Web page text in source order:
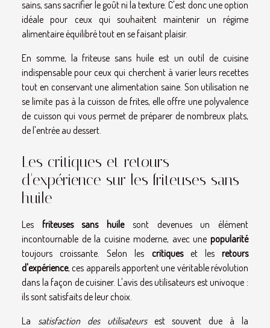
sains, sans sacrifier le goût ni la texture. C'est donc une option
idéale pour ceux qui souhaitent maintenir un régime
alimentaire équilibré tout en se faisant plaisir.
En somme, la friteuse sans huile est un outil de cuisine
indispensable pour ceux qui cherchent à varier leurs recettes
tout en conservant une alimentation saine. Son utilisation ne
se limite pas à la cuisson de frites, elle offre une polyvalence
de cuisson qui vous permet de préparer de nombreux plats,
de l'entrée au dessert.
Les critiques et retours
d'expérience sur les friteuses sans
huile
Les friteuses sans huilesont devenues un élément
incontournable de la cuisine moderne, avec une popularité
toujours croissante. Selon les critiqueset lesretours
d'expérience, ces appareils apportent une véritable révolution
dans la façon de cuisiner. L'avis des utilisateurs est univoque :
ils sont satisfaits de leur choix.
La satisfaction des utilisateursest souvent due à la